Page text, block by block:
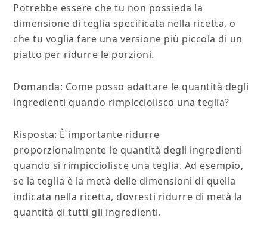
Potrebbe essere che tu non possieda la
dimensione di teglia specificata nella ricetta, o
che tu voglia fare una versione più piccola di un
piatto per ridurre le porzioni.
Domanda: Come posso adattare le quantità degli
ingredienti quando rimpicciolisco una teglia?
Risposta: È importante ridurre
proporzionalmente le quantità degli ingredienti
quando si rimpicciolisce una teglia. Ad esempio,
se la teglia è la metà delle dimensioni di quella
indicata nella ricetta, dovresti ridurre di metà la
quantità di tutti gli ingredienti.